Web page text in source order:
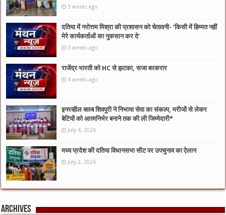
3 weeks ago
दतिया में नरोत्तम मिश्रा की प्रशासन को चेतावनी- ‘किसी में हिम्मत नहीं
मेरे कार्यकर्ताओं का नुकसान कर दे’
3 weeks ago
राजेंद्र भारती को HC से झटका, सजा बरकरार
4 weeks ago
इनरव्हील क्लब शिवपुरी ने निभाया सेवा का संकल्प, मरीजों से लेकर
बेटियों को आत्मनिर्भर बनाने तक की ली जिम्मेदारी*
July 4, 2026
मध्य प्रदेश की दतिया विधानसभा सीट पर उपचुनाव का ऐलान
July 2, 2026
Archives